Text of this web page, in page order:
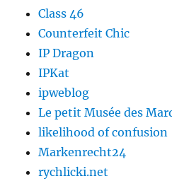
Class 46
Counterfeit Chic
IP Dragon
IPKat
ipweblog
Le petit Musée des
likelihood of confusion
Markenrecht24
rychlicki.net